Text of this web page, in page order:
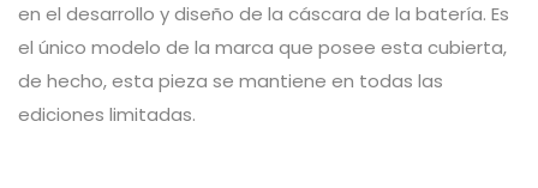
en el desarrollo y diseño de la cáscara de la batería. Es
el único modelo de la marca que posee esta cubierta,
de hecho, esta pieza se mantiene en todas las
ediciones limitadas.